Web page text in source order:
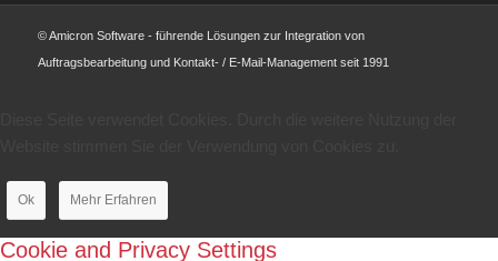
© Amicron Software - führende Lösungen zur Integration von
Auftragsbearbeitung und Kontakt- / E-Mail-Management seit 1991
Ok Mehr Erfahren
Cookie and Privacy Settings